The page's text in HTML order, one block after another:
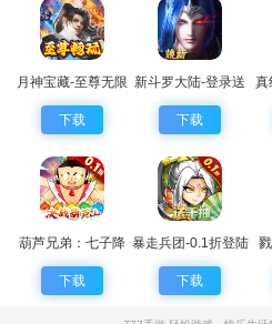
月神宝藏-至尊无限
券
下载
新斗罗大陆-登录送
sss魂师
下载
真
葫芦兄弟：七子降
妖-0.1永久折扣
下载
暴走兵团-0.1折登陆
送千抽
下载